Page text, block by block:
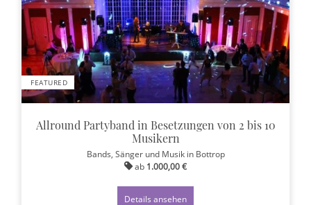
FEATURED
Allround Partyband in Besetzungen von 2 bis 10
Musikern
Bands, Sänger und Musik in Bottrop
ab 1.000,00 €
Details ansehen